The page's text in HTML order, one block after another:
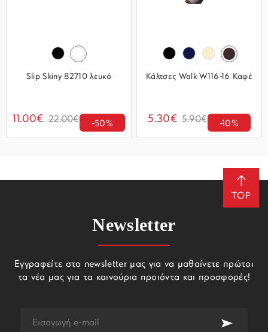
Slip Skiny 82710 λευκό
11.00€ 22.00€ -50%
Κάλτσες Walk W116-16 Καφέ
5.30€ 5.90€ -10%
TOP
Newsletter
Εγγραφείτε στο newsletter μας για να μαθαίνετε πρώτοι
τα νέα μας για τα καινούρια προιόντα και προσφορές!